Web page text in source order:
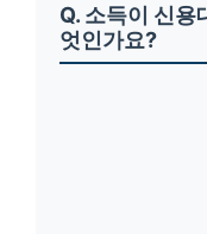
Q. 소득이 신용
엇인가요?